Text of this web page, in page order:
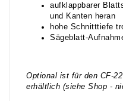
aufklappbarer
und Kanten heran
hohe Schnitttiefe
Sägeblatt-
Optional ist für den CF-
erhältlich (siehe Shop -